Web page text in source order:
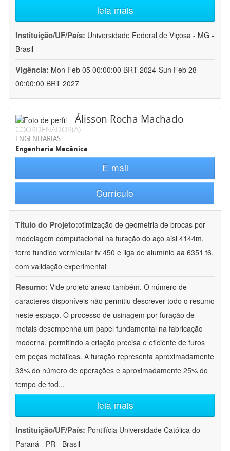
leia mais
Instituição/UF/País: Universidade Federal de Viçosa - MG -
Brasil
Vigência: Mon Feb 05 00:00:00 BRT 2024-Sun Feb 28
00:00:00 BRT 2027
Álisson Rocha Machado
COORDENADOR(A)
ENGENHARIAS
Engenharia Mecânica
E-mail
Currículo
Título do Projeto:otimização de geometria de brocas por
modelagem computacional na furação do aço aisi 4144m,
ferro fundido vermicular fv 450 e liga de alumínio aa 6351 t6,
com validação experimental
Resumo: Vide projeto anexo também. O número de
caracteres disponíveis não permitiu descrever todo o resumo
neste espaço. O processo de usinagem por furação de
metais desempenha um papel fundamental na fabricação
moderna, permitindo a criação precisa e eficiente de furos
em peças metálicas. A furação representa aproximadamente
33% do número de operações e aproximadamente 25% do
tempo de tod...
leia mais
Instituição/UF/País: Pontifícia Universidade Católica do
Paraná - PR - Brasil